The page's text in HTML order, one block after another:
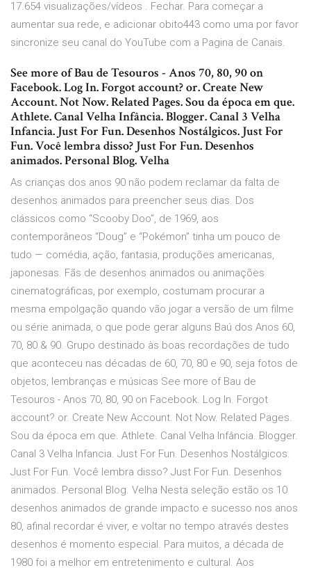
17.654 visualizações/vídeos . Fechar. Para começar a
aumentar sua rede, e adicionar obito443 como uma por favor
sincronize seu canal do YouTube com a Pagina de Canais.
See more of Bau de Tesouros - Anos 70, 80, 90 on
Facebook. Log In. Forgot account? or. Create New
Account. Not Now. Related Pages. Sou da época em que.
Athlete. Canal Velha Infância. Blogger. Canal 3 Velha
Infancia. Just For Fun. Desenhos Nostálgicos. Just For
Fun. Você lembra disso? Just For Fun. Desenhos
animados. Personal Blog. Velha
As crianças dos anos 90 não podem reclamar da falta de
desenhos animados para preencher seus dias. Dos
clássicos como “Scooby Doo”, de 1969, aos
contemporâneos “Doug” e “Pokémon” tinha um pouco de
tudo — comédia, ação, fantasia, produções americanas,
japonesas. Fãs de desenhos animados ou animações
cinematográficas, por exemplo, costumam procurar a
mesma empolgação quando vão jogar a versão de um filme
ou série animada, o que pode gerar alguns Baú dos Anos 60,
70, 80 & 90. Grupo destinado às boas recordações de tudo
que aconteceu nas décadas de 60, 70, 80 e 90, seja fotos de
objetos, lembranças e músicas See more of Bau de
Tesouros - Anos 70, 80, 90 on Facebook. Log In. Forgot
account? or. Create New Account. Not Now. Related Pages.
Sou da época em que. Athlete. Canal Velha Infância. Blogger.
Canal 3 Velha Infancia. Just For Fun. Desenhos Nostálgicos.
Just For Fun. Você lembra disso? Just For Fun. Desenhos
animados. Personal Blog. Velha Nesta seleção estão os 10
desenhos animados de grande impacto e sucesso nos anos
80, afinal recordar é viver, e voltar no tempo através destes
desenhos é momento especial. Para muitos, a década de
1980 foi a melhor em entretenimento e cultural. Aos